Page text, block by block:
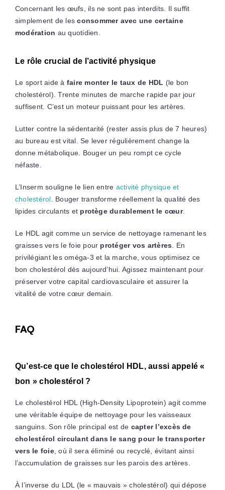
Concernant les œufs, ils ne sont pas interdits. Il suffit
simplement de lesconsommer avec une certaine
modération au quotidien.
Le rôle crucial de l’activité physique
Le sport aide à faire monter le taux de HDL (le bon
cholestérol). Trente minutes de marche rapide par jour
suffisent. C’est un moteur puissant pour les artères.
Lutter contre la sédentarité (rester assis plus de 7 heures)
au bureau est vital. Se lever régulièrement change la
donne métabolique. Bouger un peu rompt ce cycle
néfaste.
L’Inserm souligne le lien entre activité physique et
cholestérol. Bouger transforme réellement la qualité des
lipides circulants et protège durablement le cœur.
Le HDL agit comme un service de nettoyage ramenant les
graisses vers le foie pour protéger vos artères. En
privilégiant les oméga-3 et la marche, vous optimisez ce
bon cholestérol dès aujourd’hui. Agissez maintenant pour
préserver votre capital cardiovasculaire et assurer la
vitalité de votre cœur demain.
FAQ
Qu’est-ce que le cholestérol HDL, aussi appelé «
bon » cholestérol ?
Le cholestérol HDL (High-Density Lipoprotein) agit comme
une véritable équipe de nettoyage pour les vaisseaux
sanguins. Son rôle principal est de capter l’excès de
cholestérol circulant dans le sang pour le transporter
vers le foie, où il sera éliminé ou recyclé, évitant ainsi
l’accumulation de graisses sur les parois des artères.
À l’inverse du LDL (le « mauvais » cholestérol) qui dépose